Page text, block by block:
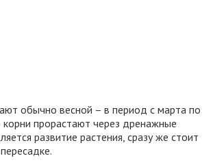
обычно весной – в период с марта по
корни прорастают через дренажные
развитие растения, сразу же стоит